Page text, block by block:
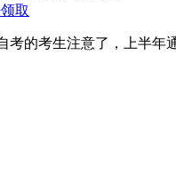
领取
考的考生注意了，上半年